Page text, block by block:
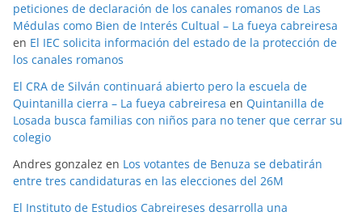
peticiones de declaración de los canales romanos de Las
Médulas como Bien de Interés Cultual – La fueya cabreiresa
en El IEC solicita información del estado de la protección de
los canales romanos
El CRA de Silván continuará abierto pero la escuela de
Quintanilla cierra – La fueya cabreiresa en Quintanilla de
Losada busca familias con niños para no tener que cerrar su
colegio
Andres gonzalez en Los votantes de Benuza se debatirán
entre tres candidaturas en las elecciones del 26M
El Instituto de Estudios Cabreireses desarrolla una